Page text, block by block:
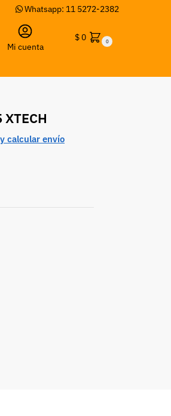
Whatsapp: 11 5272-2382
Mi cuenta
$0 0
calcular envío